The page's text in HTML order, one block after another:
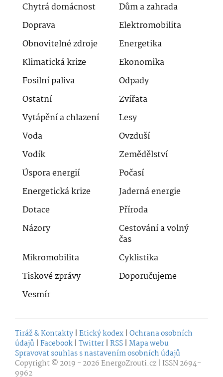
Chytrá domácnost
Dům a zahrada
Doprava
Elektromobilita
Obnovitelné zdroje
Energetika
Klimatická krize
Ekonomika
Fosilní paliva
Odpady
Ostatní
Zvířata
Vytápění a chlazení
Lesy
Voda
Ovzduší
Vodík
Zemědělství
Úspora energií
Počasí
Energetická krize
Jaderná energie
Dotace
Příroda
Názory
Cestování a volný
čas
Mikromobilita
Cyklistika
Tiskové zprávy
Doporučujeme
Vesmír
Tiráž & Kontakty | Etický kodex | Ochrana osobních
údajů | Facebook | Twitter | RSS | Mapa webu
Spravovat souhlas s nastavením osobních údajů
Copyright © 2019 - 2026EnergoZrouti.cz | ISSN 2694-
9962